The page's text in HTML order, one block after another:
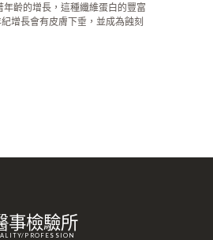
年齡的增長，這種纖維蛋白的豐富
增長會有皮膚下垂，並成為蝕刻
事檢驗所
PROFESSION